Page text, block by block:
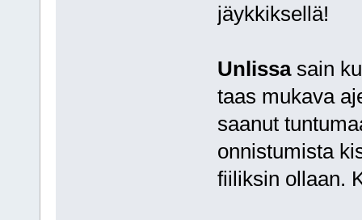
jäykkiksellä!
Unlissasain
taas mukava
saanut
onnistumista
fiiliksin ollaan.